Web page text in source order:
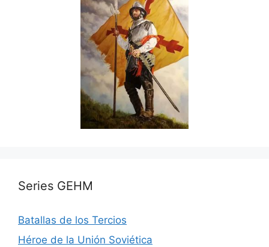
Series GEHM
Batallas de los Tercios
Héroe de la Unión Soviética